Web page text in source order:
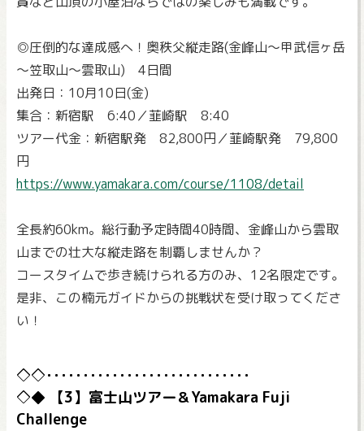
◎圧倒的な達成感へ！奥秩父縦走路(金峰山～甲武信ヶ岳
～笠取山～雲取山) 4日間
出発日：10月10日(金)
集合：新宿駅 6:40／韮崎駅 8:40
ツアー代金：新宿駅発 82,800円／韮崎駅発 79,800
円
https://www.yamakara.com/course/1108/detail
全長約60km。総行動予定時間40時間、金峰山から雲取
山までの壮大な縦走路を制覇しませんか？
コースタイムで歩き続けられる方のみ、12名限定です。
是非、この楠元ガイドからの挑戦状を受け取ってくださ
い！
【3】富士山ツアー＆Yamakara Fuji
Challenge